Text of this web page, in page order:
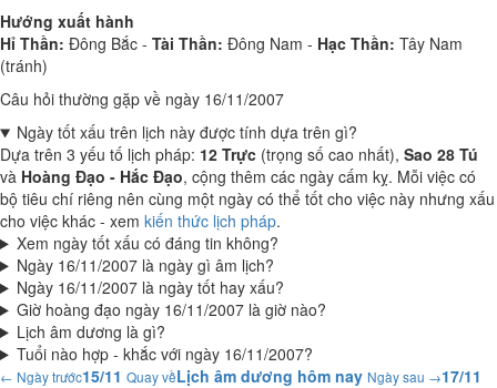
Hướng xuất hành
Hỉ Thần: Đông Bắc - Tài Thần: Đông Nam - Hạc Thần: Tây Nam
(tránh)
Câu hỏi thường gặp về ngày 16/11/2007
Ngày tốt xấu trên lịch này được tính dựa trên gì?
Dựa trên 3 yếu tố lịch pháp: 12 Trực (trọng số cao nhất), Sao 28 Tú
và Hoàng Đạo - Hắc Đạo, cộng thêm các ngày cấm kỵ. Mỗi việc có
bộ tiêu chí riêng nên cùng một ngày có thể tốt cho việc này nhưng xấu
cho việc khác - xem kiến thức lịch pháp.
Xem ngày tốt xấu có đáng tin không?
Ngày 16/11/2007 là ngày gì âm lịch?
Ngày 16/11/2007 là ngày tốt hay xấu?
Giờ hoàng đạo ngày 16/11/2007 là giờ nào?
Lịch âm dương là gì?
Tuổi nào hợp - khắc với ngày 16/11/2007?
← Ngày trước15/11 Quay vềLịch âm dương hôm nay Ngày sau →17/11